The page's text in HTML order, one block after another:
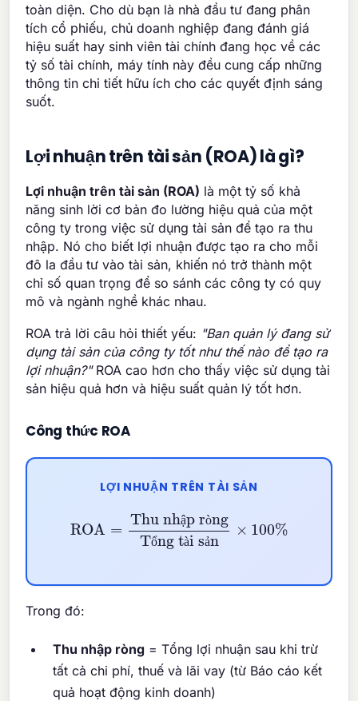
toàn diện. Cho dù bạn là nhà đầu tư đang phân
tích cổ phiếu, chủ doanh nghiệp đang đánh giá
hiệu suất hay sinh viên tài chính đang học về các
tỷ số tài chính, máy tính này đều cung cấp những
thông tin chi tiết hữu ích cho các quyết định sáng
suốt.
Lợi nhuận trên tài sản (ROA) là gì?
Lợi nhuận trên tài sản (ROA) là một tỷ số khả
năng sinh lời cơ bản đo lường hiệu quả của một
công ty trong việc sử dụng tài sản để tạo ra thu
nhập. Nó cho biết lợi nhuận được tạo ra cho mỗi
đô la đầu tư vào tài sản, khiến nó trở thành một
chỉ số quan trọng để so sánh các công ty có quy
mô và ngành nghề khác nhau.
ROA trả lời câu hỏi thiết yếu: "Ban quản lý đang sử
dụng tài sản của công ty tốt như thế nào để tạo ra
lợi nhuận?"ROA cao hơn cho thấy việc sử dụng tài
sản hiệu quả hơn và hiệu suất quản lý tốt hơn.
Công thức ROA
LỢI NHUẬN TRÊN TÀI SẢN
ậ ò
ổ à ả
Thu nhập ròng
Tổng tài sản×100%
Trong đó:
Thu nhập ròng = Tổng lợi nhuận sau khi trừ
tất cả chi phí, thuế và lãi vay (từ Báo cáo kết
quả hoạt động kinh doanh)